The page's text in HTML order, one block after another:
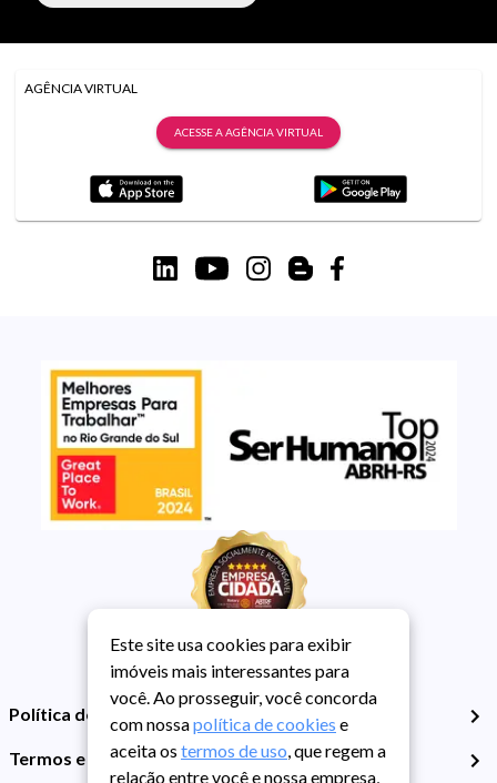
AGÊNCIA VIRTUAL
ACESSE A AGÊNCIA VIRTUAL
Política de Privacidade
Termos e Condições de Uso
Este site usa cookies para exibir
imóveis mais interessantes para
você. Ao prosseguir, você concorda
com nossapolítica de cookies e
aceita os termos de uso, que regem a
relação entre você e nossa empresa,